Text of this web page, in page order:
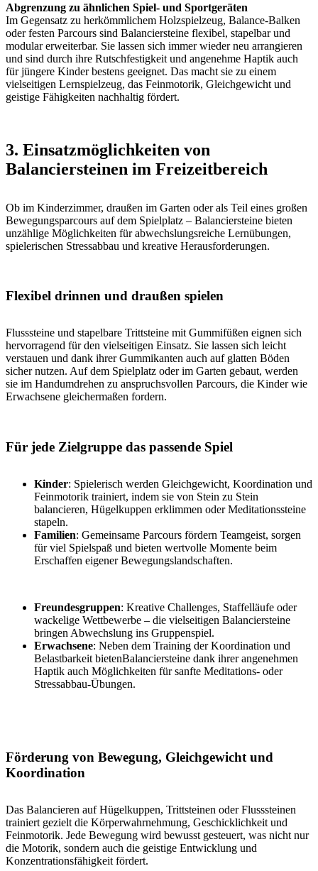
Abgrenzung zu ähnlichen Spiel- und Sportgeräten
Im Gegensatz zu herkömmlichem Holzspielzeug, Balance-Balken
oder festen Parcours sind Balanciersteine flexibel, stapelbar und
modular erweiterbar. Sie lassen sich immer wieder neu arrangieren
und sind durch ihre Rutschfestigkeit und angenehme Haptik auch
für jüngere Kinder bestens geeignet. Das macht sie zu einem
vielseitigen Lernspielzeug, das Feinmotorik, Gleichgewicht und
geistige Fähigkeiten nachhaltig fördert.
3. Einsatzmöglichkeiten von
Balanciersteinen im Freizeitbereich
Ob im Kinderzimmer, draußen im Garten oder als Teil eines großen
Bewegungsparcours auf dem Spielplatz – Balanciersteine bieten
unzählige Möglichkeiten für abwechslungsreiche Lernübungen,
spielerischen Stressabbau und kreative Herausforderungen.
Flexibel drinnen und draußen spielen
Flusssteine und stapelbare Trittsteine mit Gummifüßen eignen sich
hervorragend für den vielseitigen Einsatz. Sie lassen sich leicht
verstauen und dank ihrer Gummikanten auch auf glatten Böden
sicher nutzen. Auf dem Spielplatz oder im Garten gebaut, werden
sie im Handumdrehen zu anspruchsvollen Parcours, die Kinder wie
Erwachsene gleichermaßen fordern.
Für jede Zielgruppe das passende Spiel
Kinder: Spielerisch werden Gleichgewicht, Koordination und
Feinmotorik trainiert, indem sie von Stein zu Stein
balancieren, Hügelkuppen erklimmen oder Meditationssteine
stapeln.
Familien: Gemeinsame Parcours fördern Teamgeist, sorgen
für viel Spielspaß und bieten wertvolle Momente beim
Erschaffen eigener Bewegungslandschaften.
Freundesgruppen: Kreative Challenges, Staffelläufe oder
wackelige Wettbewerbe – die vielseitigen Balanciersteine
bringen Abwechslung ins Gruppenspiel.
Erwachsene: Neben dem Training der Koordination und
Belastbarkeit bietenBalanciersteine dank ihrer angenehmen
Haptik auch Möglichkeiten für sanfte Meditations- oder
Stressabbau-Übungen.
Förderung von Bewegung, Gleichgewicht und
Koordination
Das Balancieren auf Hügelkuppen, Trittsteinen oder Flusssteinen
trainiert gezielt die Körperwahrnehmung, Geschicklichkeit und
Feinmotorik. Jede Bewegung wird bewusst gesteuert, was nicht nur
die Motorik, sondern auch die geistige Entwicklung und
Konzentrationsfähigkeit fördert.